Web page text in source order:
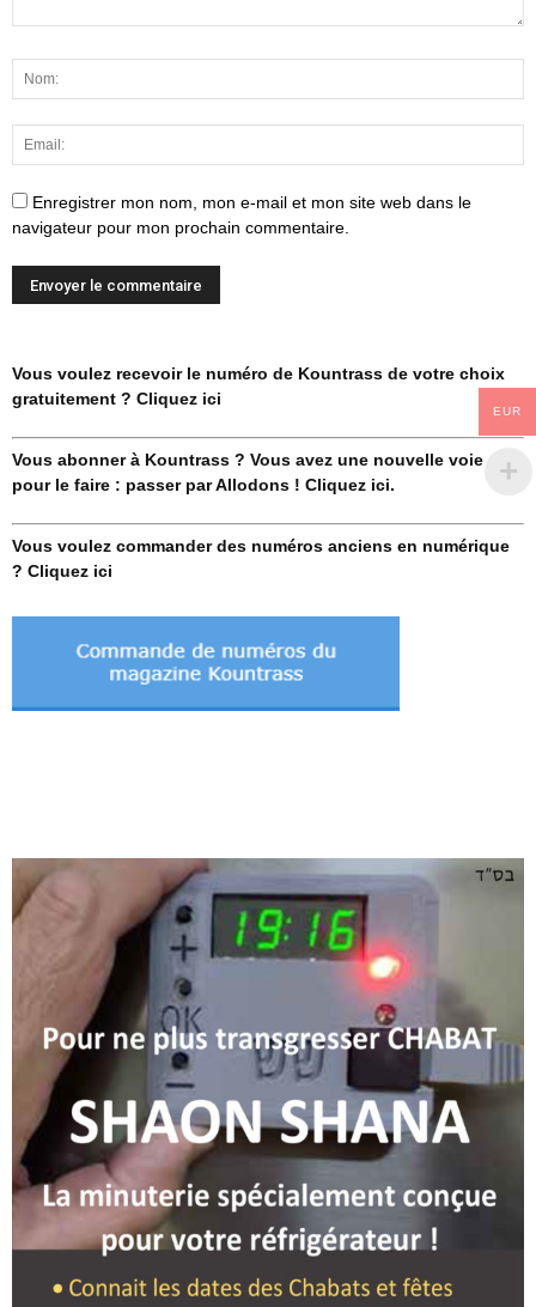
Enregistrer mon nom, mon e-mail et mon site web dans le
navigateur pour mon prochain commentaire.
Vous voulez recevoir le numéro de Kountrass de votre choix
gratuitement ? Cliquez ici
Vous abonner à Kountrass ? Vous avez une nouvelle voie
pour le faire : passer par Allodons ! Cliquez ici.
Vous voulez commander des numéros anciens en numérique
? Cliquez ici
EUR